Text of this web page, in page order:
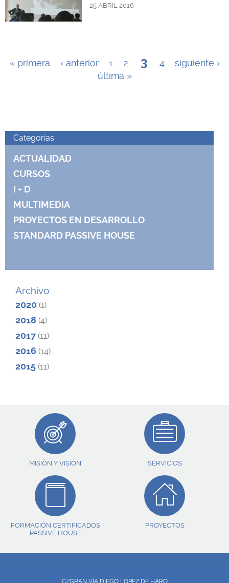
25 ABRIL 2016
P
n
a
« primera ‹ anterior 1 2 3 4
siguiente ›
última »
Categorías
ACTUALIDAD
CURSOS
I + D
MULTIMEDIA
PROYECTOS EN DESARROLLO
STANDARD PASSIVE HOUSE
Archivo:
2020 (1)
2018 (4)
2017 (11)
2016 (14)
2015 (11)
MISIÓN Y VISIÓN SERVICIOS
FORMACIÓN CERTIFICADOS
PASSIVE HOUSE
PROYECTOS
C/GRAN VÍA DIEGO LÓPEZ DE HARO